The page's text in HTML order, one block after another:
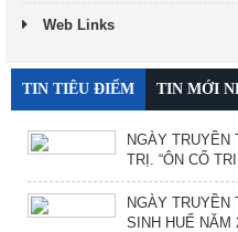
Web Links
TIN TIÊU ĐIỂM TIN MỚI
NGÀY TRUYỀN
TRỊ. “ÔN CỐ
NGÀY TRUYỀN
SINH HUẾ NĂM